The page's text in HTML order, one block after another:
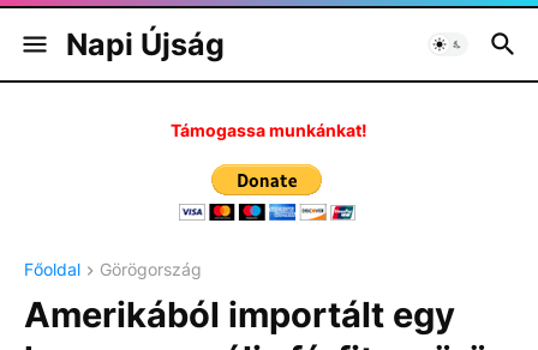
Napi Újság
Támogassa munkánkat!
Főoldal Görögország
Amerikából importált egy